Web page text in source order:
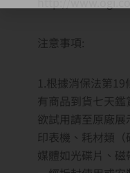
注意事項:
1.根據消保法第
有商品到貨七天
欲試用請至原廠展
印表機、耗材類
媒體如光碟片、